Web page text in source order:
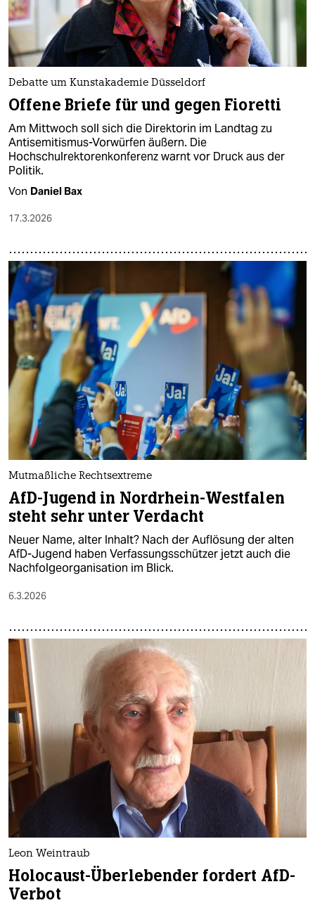
Debatte um Kunstakademie Düsseldorf
Offene Briefe für und gegen Fioretti
Am Mittwoch soll sich die Direktorin im Landtag zu
Antisemitismus-Vorwürfen äußern. Die
Hochschulrektorenkonferenz warnt vor Druck aus der
Politik.
Von Daniel Bax
17.3.2026
Mutmaßliche Rechtsextreme
AfD-Jugend in Nordrhein-Westfalen
steht sehr unter Verdacht
Neuer Name, alter Inhalt? Nach der Auflösung der alten
AfD-Jugend haben Verfassungsschützer jetzt auch die
Nachfolgeorganisation im Blick.
6.3.2026
Leon Weintraub
Holocaust-Überlebender fordert AfD-
Verbot